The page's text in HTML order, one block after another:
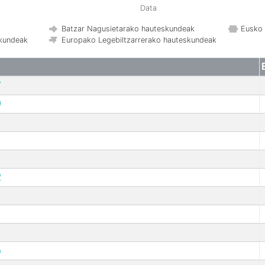
Data
Batzar Nagusietarako hauteskundeak
Europako Legebiltzarrerako hauteskundeak